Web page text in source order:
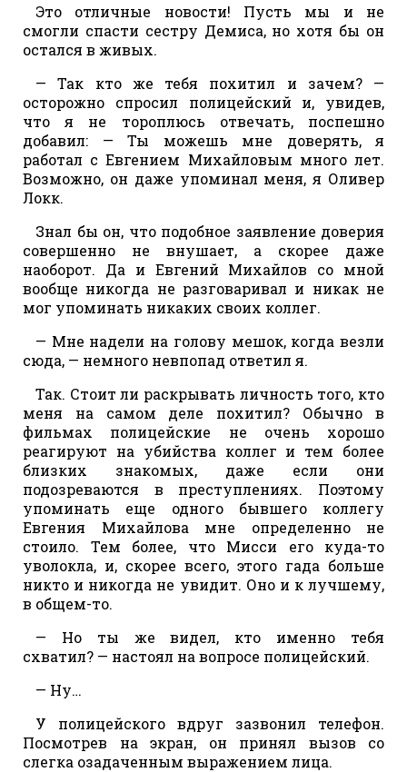
Это отличные новости! Пусть мы и не
смогли спасти сестру Демиса, но хотя бы он
остался в живых.
— Так кто же тебя похитил и зачем? —
осторожно спросил полицейский и, увидев,
что я не тороплюсь отвечать, поспешно
добавил: — Ты можешь мне доверять, я
работал с Евгением Михайловым много лет.
Возможно, он даже упоминал меня, я Оливер
Локк.
Знал бы он, что подобное заявление доверия
совершенно не внушает, а скорее даже
наоборот. Да и Евгений Михайлов со мной
вообще никогда не разговаривал и никак не
мог упоминать никаких своих коллег.
— Мне надели на голову мешок, когда везли
сюда, — немного невпопад ответил я.
Так. Стоит ли раскрывать личность того, кто
меня на самом деле похитил? Обычно в
фильмах полицейские не очень хорошо
реагируют на убийства коллег и тем более
близких знакомых, даже если они
подозреваются в преступлениях. Поэтому
упоминать еще одного бывшего коллегу
Евгения Михайлова мне определенно не
стоило. Тем более, что Мисси его куда-то
уволокла, и, скорее всего, этого гада больше
никто и никогда не увидит. Оно и к лучшему,
в общем-то.
— Но ты же видел, кто именно тебя
схватил? — настоял на вопросе полицейский.
— Ну…
У полицейского вдруг зазвонил телефон.
Посмотрев на экран, он принял вызов со
слегка озадаченным выражением лица.